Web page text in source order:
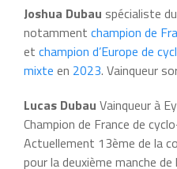
Joshua Dubau spécialiste du
notamment champion de
et champion d’Europe de
mixte en 2023. Vainqueur
Lucas Dubau Vainqueur à
Champion de France de
Actuellement 13ème de la
pour la deuxième manche